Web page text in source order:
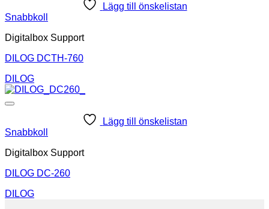
Lägg till önskelistan
Snabbkoll
Digitalbox Support
DILOG DCTH-760
DILOG
Lägg till önskelistan
Snabbkoll
Digitalbox Support
DILOG DC-260
DILOG